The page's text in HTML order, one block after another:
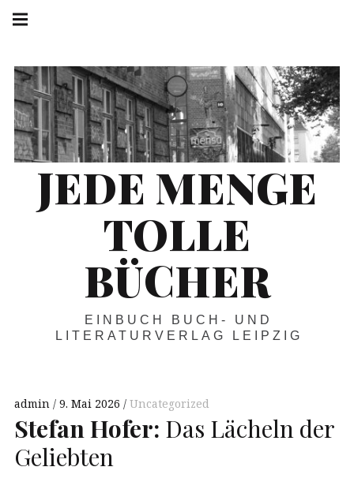
Springe
zum
JEDE MENGE
TOLLE
BÜCHER
EINBUCH BUCH- UND
LITERATURVERLAG LEIPZIG
admin 9. Mai 2026 Uncategorized
Stefan Hofer: Das Lächeln der
Geliebten